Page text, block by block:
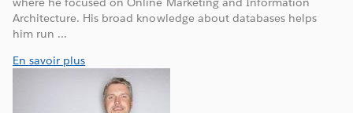
Architecture. His broad knowledge about databases helps
him run ...
En savoir plus